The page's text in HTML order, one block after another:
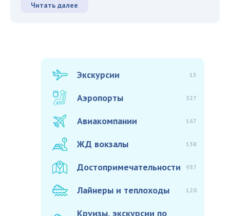
Читать далее
Экскурсии 15
Аэропорты 327
Авиакомпании 167
ЖД вокзалы 138
Достопримечательности 937
Лайнеры и теплоходы 120
Круизы, экскурсии по